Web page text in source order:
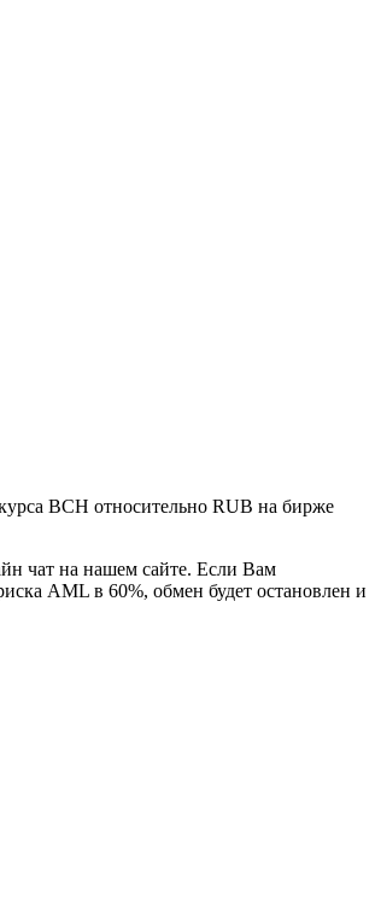
BCH относительно RUB на бирже
чат на нашем сайте. Если Вам
AML в 60%, обмен будет остановлен и